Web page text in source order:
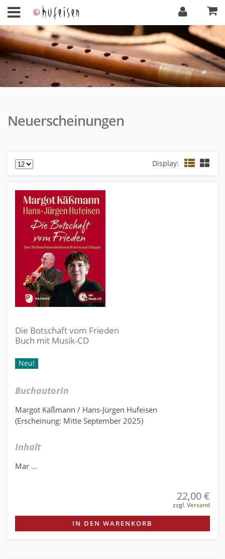
Neuerscheinungen
Display:
Die Botschaft vom Frieden
Buch mit Musik-CD
Neu!
BuchautorIn
Margot Käßmann / Hans-Jürgen Hufeisen
(Erscheinung: Mitte September 2025)
Inhalt
Mar ...
22,00 €
zzgl.Versand
IN DEN WARENKORB